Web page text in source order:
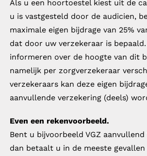
Als u een hoortoestel kiest uit de
u is vastgesteld door de audicien,
maximale eigen bijdrage van 25%
dat door uw verzekeraar is
informeren over de hoogte van dit
namelijk per zorgverzekeraar
verzekeraars kan deze eigen
aanvullende verzekering (deels)
Even een rekenvoorbeeld.
Bent u bijvoorbeeld VGZ aanvullend
dan betaalt u in de meeste